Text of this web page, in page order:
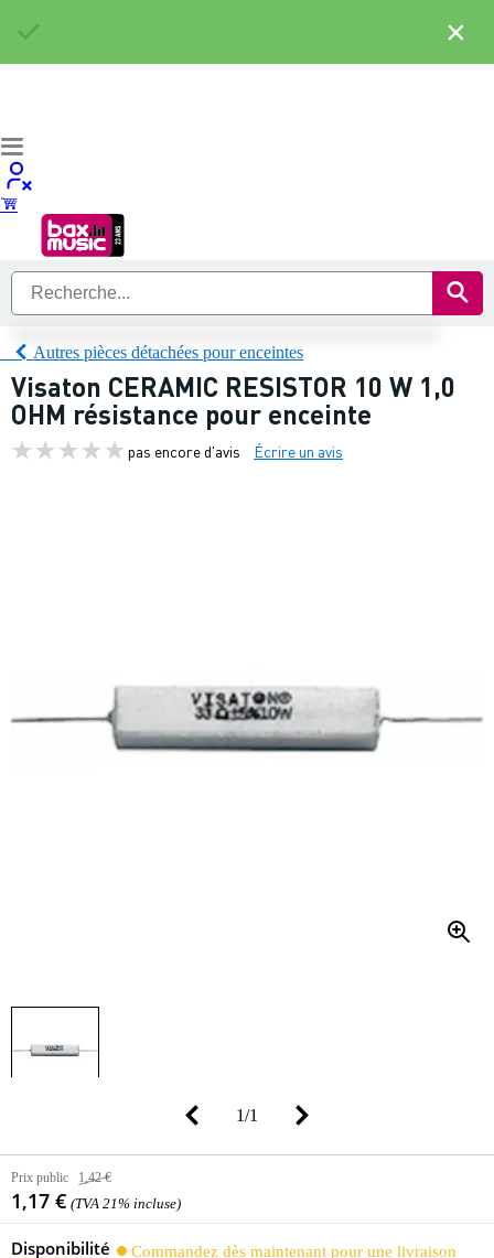
Autres pièces détachées pour enceintes
Visaton CERAMIC RESISTOR 10 W 1,0
OHM résistance pour enceinte
pas encore d'avis Écrire un avis
1/1
Prix public 1,42 €
1,17 € (TVA 21% incluse)
Disponibilité
Commandez dès maintenant pour une livraison
×